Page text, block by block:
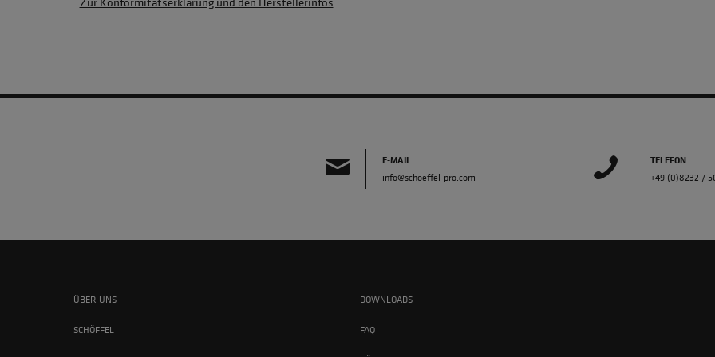
E-MAIL
info@schoeffel-pro.com
TELEFON
+49 (0)8232 /
ÜBER UNS
SCHÖFFEL
DOWNLOADS
FAQ